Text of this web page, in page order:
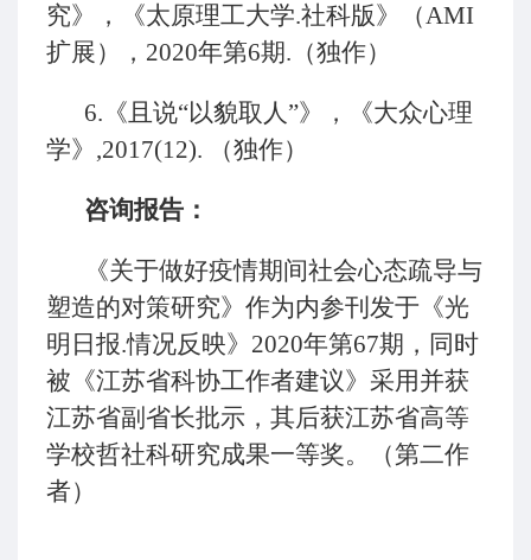
究》，《太原理工大学.社科版》（AMI
扩展），2020年第6期.（独作）
6.《且说“以貌取人”》，《大众心理
学》,2017(12). （独作）
咨询报告：
《关于做好疫情期间社会心态疏导与
塑造的对策研究》作为内参刊发于《光
明日报.情况反映》2020年第67期，同时
被《江苏省科协工作者建议》采用并获
江苏省副省长批示，其后获江苏省高等
学校哲社科研究成果一等奖。（第二作
者）